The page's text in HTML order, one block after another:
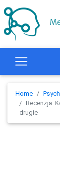
Home
Recenzja:
drugie